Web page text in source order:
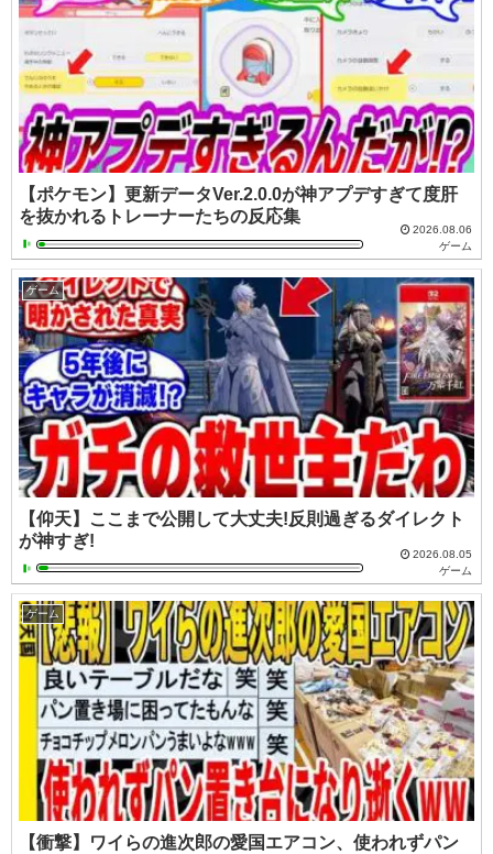
【ポケモン】更新データVer.2.0.0が神アプデすぎて度肝
を抜かれるトレーナーたちの反応集
2026.08.06
ゲーム
ゲーム
【仰天】ここまで公開して大丈夫!反則過ぎるダイレクト
が神すぎ!
2026.08.05
ゲーム
ゲーム
【衝撃】ワイらの進次郎の愛国エアコン、使われずパン